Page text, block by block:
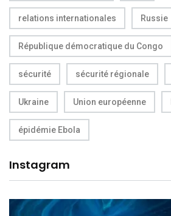
relations internationales Russie
République démocratique du Congo
sécurité sécurité régionale
Ukraine Union européenne
épidémie Ebola
Instagram